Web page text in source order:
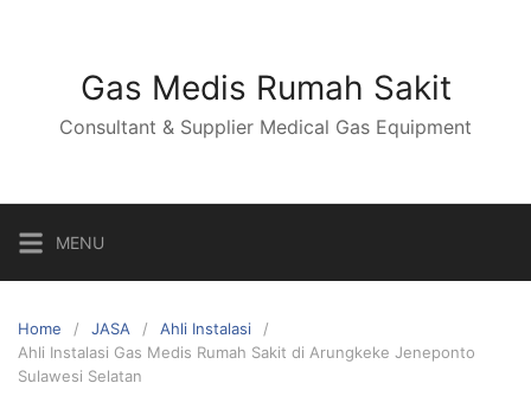
Gas Medis Rumah Sakit
Consultant & Supplier Medical Gas Equipment
MENU
Home JASA
Ahli Instalasi
Ahli Instalasi Gas Medis Rumah Sakit di Arungkeke Jeneponto
Sulawesi Selatan